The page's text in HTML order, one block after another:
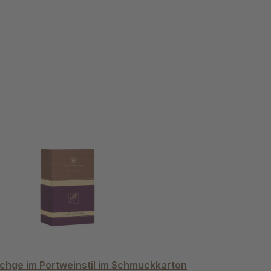
im Portweinstil im Schmuckkarton